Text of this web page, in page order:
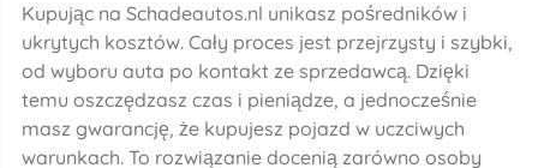
Kupując na Schadeautos.nl unikasz pośredników i
ukrytych kosztów. Cały proces jest przejrzysty i szybki,
od wyboru auta po kontakt ze sprzedawcą. Dzięki
temu oszczędzasz czas i pieniądze, a jednocześnie
masz gwarancję, że kupujesz pojazd w uczciwych
warunkach. To rozwiązanie docenią zarówno osoby